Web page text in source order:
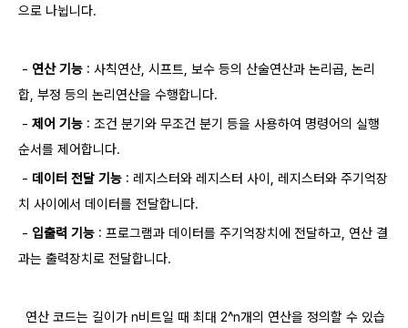
으로 나뉩니다.
- 연산 기능 : 사칙연산, 시프트, 보수 등의 산술연산과 논리곱, 논리
합, 부정 등의 논리연산을 수행합니다.
- 제어 기능 : 조건 분기와 무조건 분기 등을 사용하여 명령어의 실행
순서를 제어합니다.
- 데이터 전달 기능 : 레지스터와 레지스터 사이, 레지스터와 주기억장
치 사이에서 데이터를 전달합니다.
- 입출력 기능 : ​프로그램과 데이터를 주기억장치에 전달하고, 연산 결
과는 출력장치로 전달합니다.
연산 코드는 길이가 n비트일 때 최대 2^n개의 연산을 정의할 수 있습